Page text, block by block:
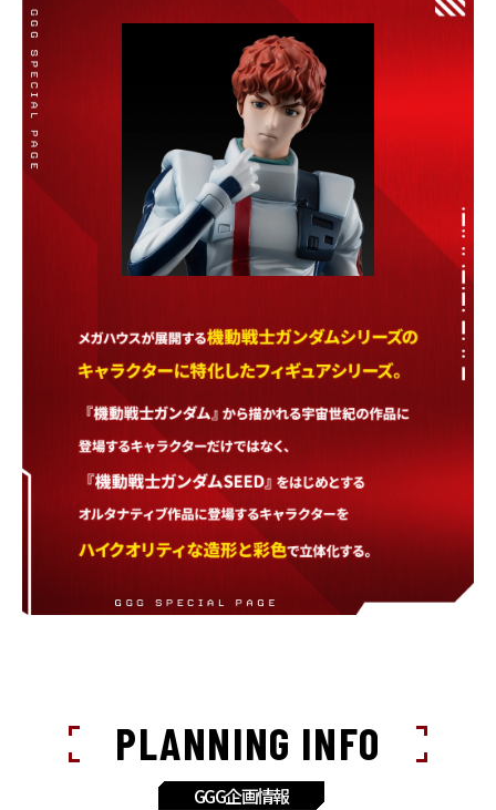
PLANNING INFO
GGG企画情報